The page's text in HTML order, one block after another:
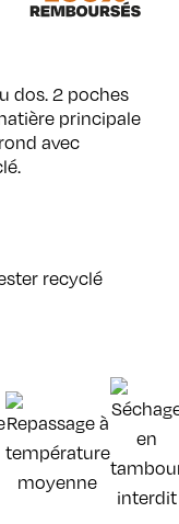
dos. 2 poches
principale
avec
recyclé